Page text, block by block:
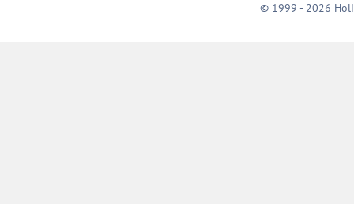
© 1999 - 2026